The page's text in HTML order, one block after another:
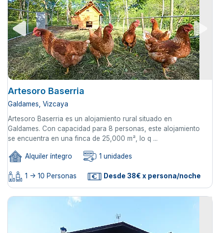
Artesoro Baserria
Galdames, Vizcaya
Artesoro Baserria es un alojamiento rural situado en
Galdames. Con capacidad para 8 personas, este alojamiento
se encuentra en una finca de 25,000 m², lo q ...
Alquiler íntegro 1 unidades
1 -> 10 Personas Desde 38€ x persona/noche